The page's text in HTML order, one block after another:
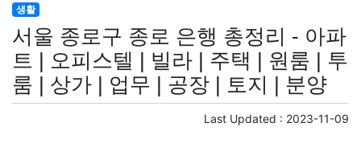
생활
서울 종로구 종로 은행 총정리 - 아파
트 | 오피스텔 | 빌라 | 주택 | 원룸 | 투
룸 | 상가 | 업무 | 공장 | 토지 | 분양
Last Updated : 2023-11-09